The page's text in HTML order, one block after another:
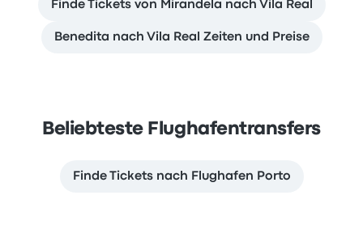
Finde Tickets von Mirandela nach Vila Real
Benedita nach Vila Real Zeiten und Preise
Beliebteste Flughafentransfers
Finde Tickets nach Flughafen Porto